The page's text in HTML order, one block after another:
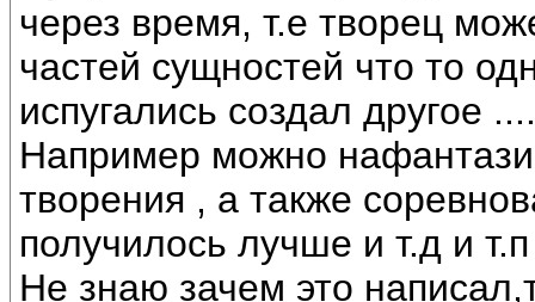
через время, т.е творец
частей сущностей что то
испугались создал другое
Например можно
творения , а также
получилось лучше и т.д и т.п
Не знаю зачем это